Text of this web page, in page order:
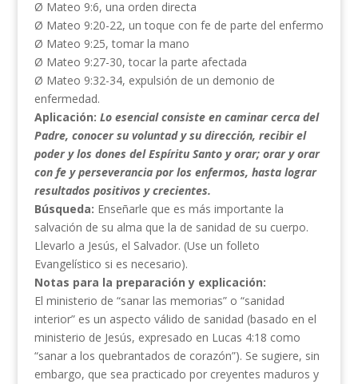
Ø Mateo 9:6, una orden directa
Ø Mateo 9:20-22, un toque con fe de parte del enfermo
Ø Mateo 9:25, tomar la mano
Ø Mateo 9:27-30, tocar la parte afectada
Ø Mateo 9:32-34, expulsión de un demonio de
enfermedad.
Aplicación: Lo esencial consiste en caminar cerca del
Padre, conocer su voluntad y su dirección, recibir el
poder y los dones del Espíritu Santo y orar; orar y orar
con fe y perseverancia por los enfermos, hasta lograr
resultados positivos y crecientes.
Búsqueda: Enseñarle que es más importante la
salvación de su alma que la de sanidad de su cuerpo.
Llevarlo a Jesús, el Salvador. (Use un folleto
Evangelístico si es necesario).
Notas para la preparación y explicación:
El ministerio de “sanar las memorias” o “sanidad
interior” es un aspecto válido de sanidad (basado en el
ministerio de Jesús, expresado en Lucas 4:18 como
“sanar a los quebrantados de corazón”). Se sugiere, sin
embargo, que sea practicado por creyentes maduros y